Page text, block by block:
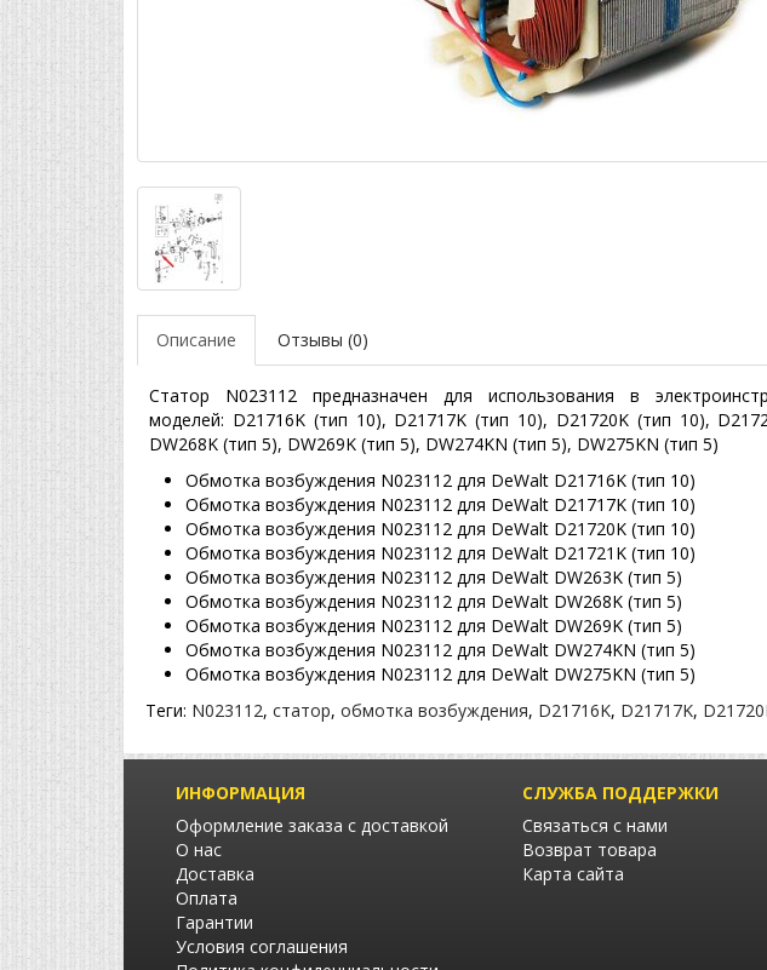
Описание Отзывы (0)
Статор N023112 предназначен для использования в
моделей: D21716K (тип 10), D21717K (тип 10), D21720K (тип 10),
DW268K (тип 5), DW269K (тип 5), DW274KN (тип 5), DW275KN (тип 5)
Обмотка возбуждения N023112 для DeWalt D21716K (тип 10)
Обмотка возбуждения N023112 для DeWalt D21717K (тип 10)
Обмотка возбуждения N023112 для DeWalt D21720K (тип 10)
Обмотка возбуждения N023112 для DeWalt D21721K (тип 10)
Обмотка возбуждения N023112 для DeWalt DW263K (тип 5)
Обмотка возбуждения N023112 для DeWalt DW268K (тип 5)
Обмотка возбуждения N023112 для DeWalt DW269K (тип 5)
Обмотка возбуждения N023112 для DeWalt DW274KN (тип 5)
Обмотка возбуждения N023112 для DeWalt DW275KN (тип 5)
Теги: N023112, статор, обмотка возбуждения, D21716K, D21717K,
ИНФОРМАЦИЯ
Оформление заказа с доставкой
О нас
Доставка
Оплата
Гарантии
Условия соглашения
СЛУЖБА ПОДДЕРЖКИ
Связаться с нами
Возврат товара
Карта сайта